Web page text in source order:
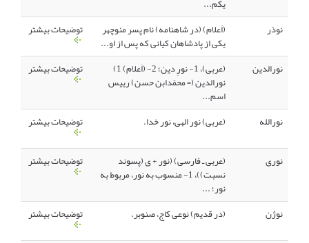
یکم...
نوذر (اَعلام) (در شاهنامه) نام پسر منوچهر
یکی از پادشاهان کیانی که پس از او...
توضیحات بیشتر
نورالدین (عربی)، 1- نورِ دین؛ 2- (اَعلام) 1)
نورالدین (= محمّدابن حسن) رییس
اسم...
توضیحات بیشتر
نورالله (عربی) نور الهی، نور خدا. توضیحات بیشتر
نوری (عربی ـ فارسی) (نور + ی (پسوند
نسبت))، 1- منسوب به نور، مربوط به
نور؛ ...
توضیحات بیشتر
نوژن (در قدیم) نوعی کاج، صنوبر. توضیحات بیشتر